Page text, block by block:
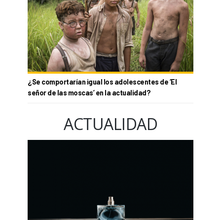
¿Se comportarían igual los adolescentes de ‘El
señor de las moscas’ en la actualidad?
ACTUALIDAD